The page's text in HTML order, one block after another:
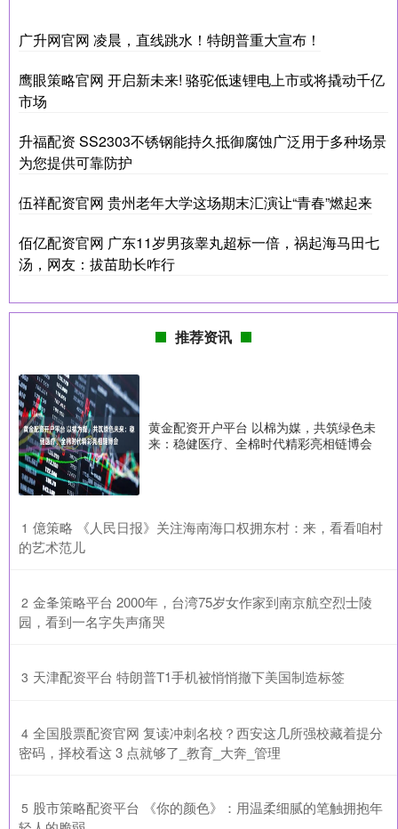
广升网官网 凌晨，直线跳水！特朗普重大宣布！
鹰眼策略官网 开启新未来! 骆驼低速锂电上市或将撬动千亿
市场
升福配资 SS2303不锈钢能持久抵御腐蚀广泛用于多种场景
为您提供可靠防护
伍祥配资官网 贵州老年大学这场期末汇演让“青春”燃起来
佰亿配资官网 广东11岁男孩睾丸超标一倍，祸起海马田七
汤，网友：拔苗助长咋行
推荐资讯
黄金配资开户平台 以棉为媒，共筑绿色未
来：稳健医疗、全棉时代精彩亮相链博会
1 ​億策略 《人民日报》关注海南海口权拥东村：来，看看咱村
的艺术范儿
2 ​金夆策略平台 2000年，台湾75岁女作家到南京航空烈士陵
园，看到一名字失声痛哭
3 ​天津配资平台 特朗普T1手机被悄悄撤下美国制造标签
4 ​全国股票配资官网 复读冲刺名校？西安这几所强校藏着提分
密码，择校看这 3 点就够了_教育_大奔_管理
5 ​股市策略配资平台 《你的颜色》：用温柔细腻的笔触拥抱年